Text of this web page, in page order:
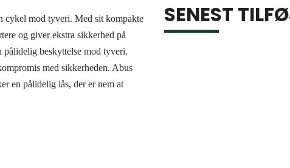
cykel mod tyveri. Med sit kompakte
og giver ekstra sikkerhed på
pålidelig beskyttelse mod tyveri.
med sikkerheden. Abus
en pålidelig lås, der er nem at
SENEST